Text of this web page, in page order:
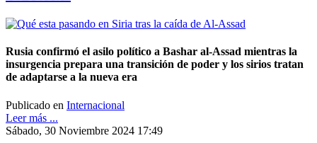
Rusia confirmó el asilo político a Bashar al-Assad mientras la
insurgencia prepara una transición de poder y los sirios tratan
de adaptarse a la nueva era
Publicado en Internacional
Leer más ...
Sábado, 30 Noviembre 2024 17:49